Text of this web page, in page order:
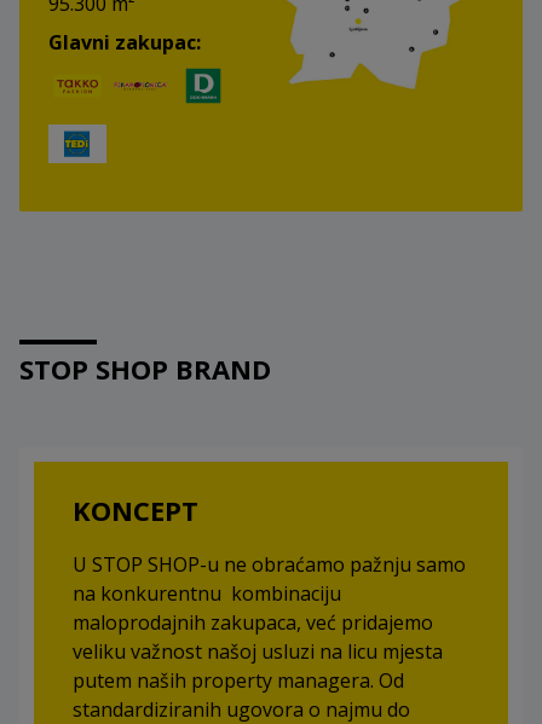
Glavni zakupac:
STOP SHOP BRAND
KONCEPT
U STOP SHOP-u ne obraćamo pažnju samo
na konkurentnu kombinaciju
maloprodajnih zakupaca, već pridajemo
veliku važnost našoj usluzi na licu mjesta
putem naših property managera. Od
standardiziranih ugovora o najmu do